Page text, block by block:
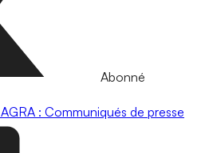
Abonné
AGRA : Communiqués de presse